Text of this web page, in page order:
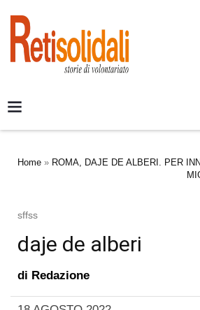
Home » ROMA, DAJE DE ALBERI. PER
sffss
daje de alberi
di Redazione